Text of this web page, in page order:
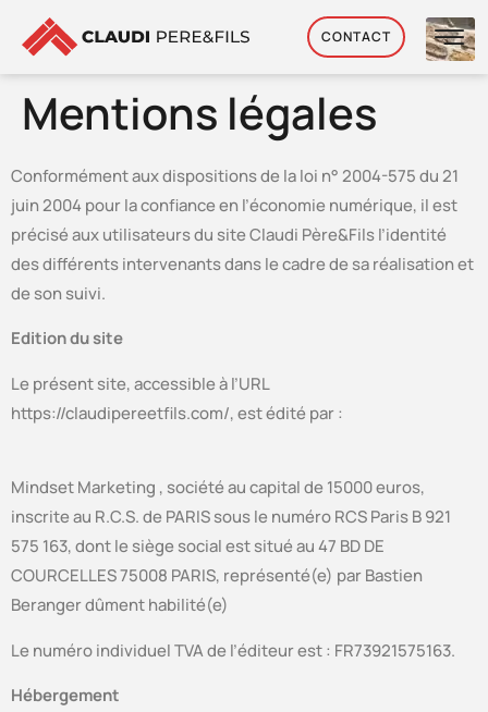
CONTACT
Mentions légales
Conformément aux dispositions de la loi n° 2004-575 du 21
juin 2004 pour la confiance en l’économie numérique, il est
précisé aux utilisateurs du site Claudi Père&Fils l’identité
des différents intervenants dans le cadre de sa réalisation et
de son suivi.
Edition du site
Le présent site, accessible à l’URL
https://claudipereetfils.com/, est édité par :
Mindset Marketing , société au capital de 15000 euros,
inscrite au R.C.S. de PARIS sous le numéro RCS Paris B 921
575 163, dont le siège social est situé au 47 BD DE
COURCELLES 75008 PARIS, représenté(e) par Bastien
Beranger dûment habilité(e)
Le numéro individuel TVA de l’éditeur est : FR73921575163.
Hébergement